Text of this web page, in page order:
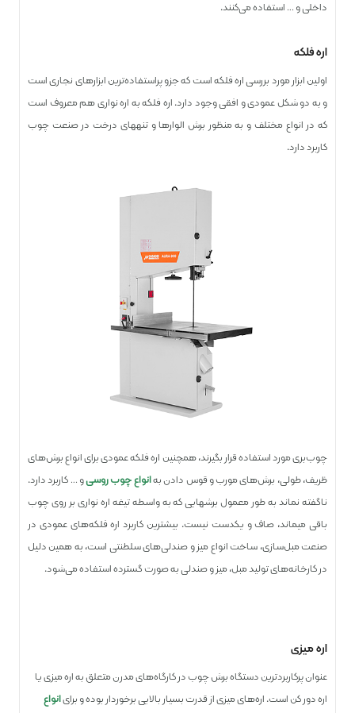
داخلی و … استفاده می‌کنند.
اره فلکه
اولین ابزار مورد بررسی اره فلکه است که جزو پراستفاده‌ترین ابزارهای نجاری است
و به دو شکل عمودی و افقی وجود دارد. اره فلکه به اره نواری هم معروف است
که در انواع مختلف و به منظور برش الوارها و تنه­های درخت در صنعت چوب
کاربرد دارد.
چوب‌بری مورد استفاده قرار بگیرند، همچنین اره فلکه عمودی برای انواع برش‌های
ظریف، طولی، برش‌های مورب و قوس دادن بهانواع چوب روسیو … کاربرد دارد.
ناگفته نماند به طور معمول برش­هایی که به واسطه تیغه اره نواری بر روی چوب
باقی می­ماند، صاف و یک­دست نیست. بیشترین کاربرد اره فلکه‌های عمودی در
صنعت مبل‌سازی، ساخت انواع میز و صندلی‌های سلطنتی است، به همین دلیل
در کارخانه‌های تولید مبل، میز و صندلی به صورت گسترده استفاده می‌شود.
اره میزی
عنوان پرکاربردترین دستگاه برش چوب در کارگاه­‌های مدرن متعلق به اره میزی یا
اره دور کن است. اره‌های میزی از قدرت بسیار بالایی برخوردار بوده و برایانواع